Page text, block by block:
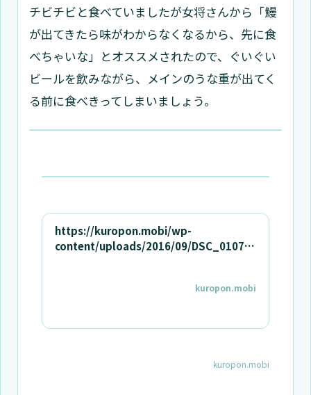
チビチビと食べていましたが女将さんから「鰻
が出てきたら味がわからなくなるから、先に食
べちゃいな」とオススメされたので、ぐいぐい
ビールを飲みながら、メインのうな重が出てく
る前に食べきってしまいましょう。
https://kuropon.mobi/wp-
content/uploads/2016/09/DSC_0107.j
kuropon.mobi
kuropon.mobi